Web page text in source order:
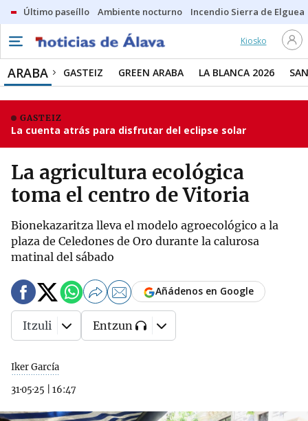
Último paseíllo Ambiente nocturno Incendio Sierra de Elguea
Kiosko
ARABA GASTEIZ GREEN ARABA LA BLANCA 2026
GASTEIZ
La cuenta atrás para disfrutar del eclipse solar
La agricultura ecológica
toma el centro de Vitoria
Bionekazaritza lleva el modelo agroecológico a la
plaza de Celedones de Oro durante la calurosa
matinal del sábado
Iker García
31·05·25
16:47
Añádenos en Google
Itzuli Entzun